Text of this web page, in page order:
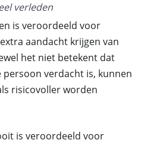
verleden
is veroordeeld voor
aandacht krijgen van
het niet betekent dat
verdacht is, kunnen
risicovoller worden
is veroordeeld voor